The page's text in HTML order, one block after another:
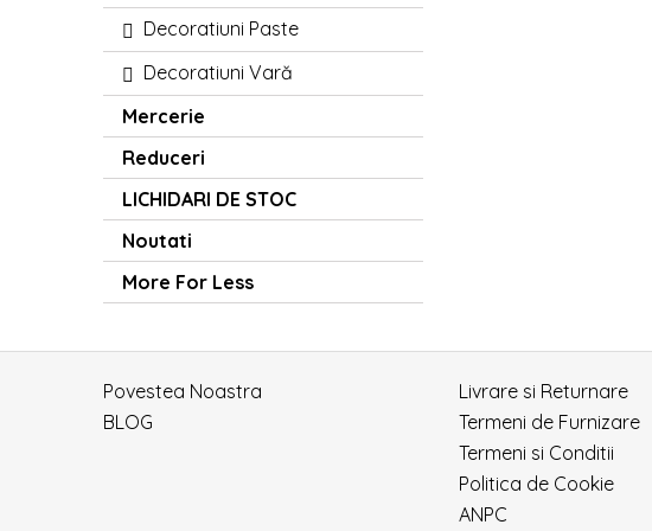
Decoratiuni Paste
Decoratiuni Vară
Mercerie
Reduceri
LICHIDARI DE STOC
Noutati
More For Less
Povestea Noastra
BLOG
Livrare si Returnare
Termeni de Furnizare
Termeni si Conditii
Politica de Cookie
ANPC